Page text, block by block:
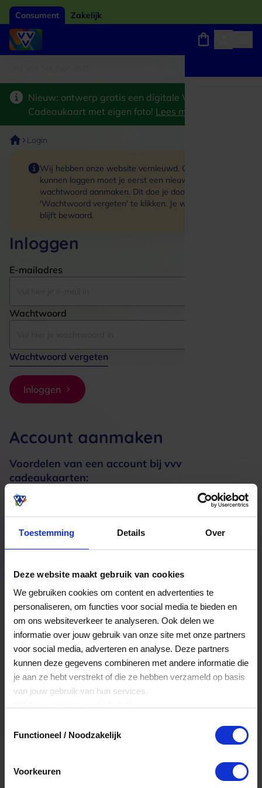
Toestemming Details Over
Deze website maakt gebruik van cookies
We gebruiken cookies om content en advertenties te
personaliseren, om functies voor social media te bieden en
om ons websiteverkeer te analyseren. Ook delen we
informatie over jouw gebruik van onze site met onze partners
voor social media, adverteren en analyse. Deze partners
kunnen deze gegevens combineren met andere informatie die
je aan ze hebt verstrekt of die ze hebben verzameld op basis
van jouw gebruik van hun services.
Functioneel / Noodzakelijk
Voorkeuren
Consument Zakelijk
Nieuw: ontwerp gratis een digitale VVV
Cadeaukaart met eigen foto! Lees meer
Login
Wij hebben onze website vernieuwd. Om in te
kunnen loggen moet je eerst een nieuw
wachtwoord aanmaken. Dit doe je door op de link
'Wachtwoord vergeten' te klikken. Je winkelmand
blijft bewaard.
Inloggen
E-mailadres
Wachtwoord
Wachtwoord vergeten
Inloggen
Account aanmaken
Voordelen van een account bij vvv
cadeaukaarten:
Meerdere adressen registreren
Een bestelling volgen
Nog veel meer...
Maak account aan